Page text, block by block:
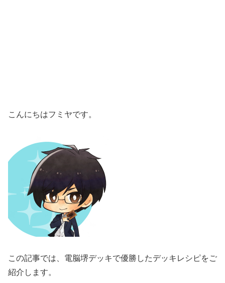
こんにちはフミヤです。
この記事では、電脳堺デッキで優勝したデッキレシピをご
紹介します。